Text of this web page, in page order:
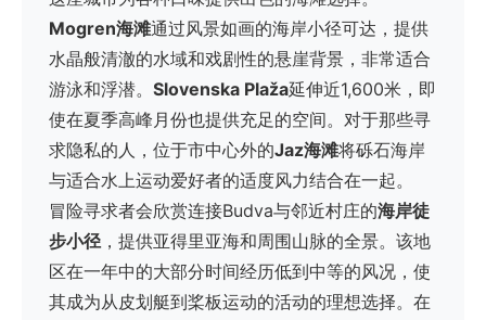
Mogren海滩通过风景如画的海岸小径可达，提供
水晶般清澈的水域和戏剧性的悬崖背景，非常适合
游泳和浮潜。 Slovenska Plaža延伸近1,600米，即
使在夏季高峰月份也提供充足的空间。对于那些寻
求隐私的人，位于市中心外的Jaz海滩将砾石海岸
与适合水上运动爱好者的适度风力结合在一起。
冒险寻求者会欣赏连接Budva与邻近村庄的海岸徒
步小径，提供亚得里亚海和周围山脉的全景。该地
区在一年中的大部分时间经历低到中等的风况，使
其成为从皮划艇到桨板运动的活动的理想选择。在